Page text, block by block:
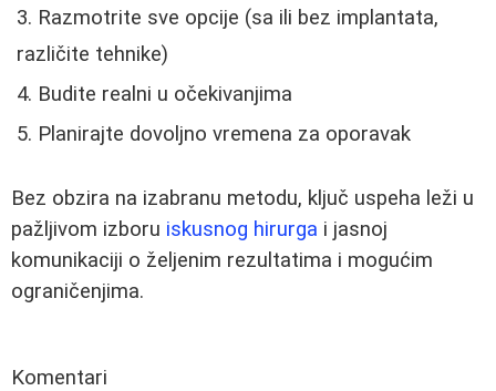
Razmotrite sve opcije (sa ili bez implantata,
različite tehnike)
Budite realni u očekivanjima
Planirajte dovoljno vremena za oporavak
Bez obzira na izabranu metodu, ključ uspeha leži u
pažljivom izboru iskusnog hirurga i jasnoj
komunikaciji o željenim rezultatima i mogućim
ograničenjima.
Komentari